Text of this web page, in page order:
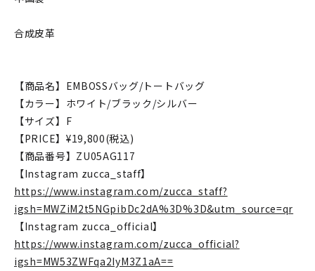
合成皮革
【商品名】EMBOSSバッグ/トートバッグ
【カラー】ホワイト/ブラック/シルバー
【サイズ】F
【PRICE】¥19,800(税込)
【商品番号】ZU05AG117
【Instagram zucca_staff】
https://www.instagram.com/zucca_staff?
igsh=MWZiM2t5NGpibDc2dA%3D%3D&utm_source=qr
【Instagram zucca_official】
https://www.instagram.com/zucca_official?
igsh=MW53ZWFqa2IyM3Z1aA==